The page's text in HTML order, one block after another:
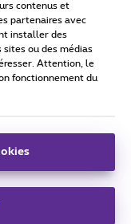
contenus et
partenaires avec
installer des
sites ou des médias
Attention, le
fonctionnement du